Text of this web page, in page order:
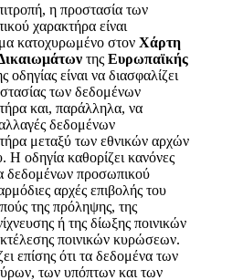
η προστασία των
χαρακτήρα είναι
κατοχυρωμένο στον Χάρτη
της Ευρωπαϊκής
οδηγίας είναι να διασφαλίζει
των δεδομένων
και, παράλληλα, να
δεδομένων
μεταξύ των εθνικών αρχών
Η οδηγία καθορίζει κανόνες
δεδομένων προσωπικού
αρχές επιβολής του
της πρόληψης, της
ή της δίωξης ποινικών
ποινικών κυρώσεων.
επίσης ότι τα δεδομένα των
των υπόπτων και των